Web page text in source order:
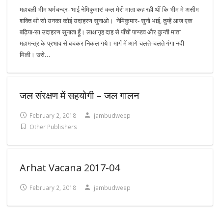
महाबली भीम धर्मचन्द्र- भाई नेमिकुमार! कल मेरी माता कह रही थीं कि भीम मे असीम
शक्ति थी सो उनका कोई उदाहरण सुनाओ। नेमिकुमार- सुनो भाई, तुम्हें आज एक
बढ़िया-सा उदाहरण सुनाता हूँ। लाक्षागृह दाह से पाँचों पाण्डव और कुन्ती माता
महामन्त्र के प्रभाव से बचकर निकल गये। मार्ग में आगे चलते-चलते गंगा नदी
मिली। उसे…
जल संरक्षण में सहयोगी – जल गालन
February 2, 2018
jambudweep
Other Publishers
Arhat Vacana 2017-04
February 2, 2018 jambudweep